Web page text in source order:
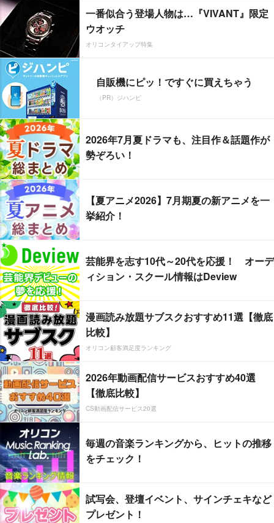
一番似合う登場人物は…『VIVANT』限定
ウオッチ
オリコンタイアップ特集
自販機にピッ！ですぐに買えちゃう
（PR）ジハンピ
2026年7月夏ドラマも、注目作＆話題作が
勢ぞろい！
【夏アニメ2026】7月期夏の新アニメを一
挙紹介！
芸能界を志す10代～20代を応援！ オーデ
ィション・スクール情報はDeview
漫画読み放題サブスクおすすめ11選【徹底
比較】
オリコン顧客満足度ランキング
2026年動画配信サービスおすすめ40選
【徹底比較】
CS動画配信サービス20選
毎週の音楽ランキングから、ヒットの推移
をチェック！
試写会、登壇イベント、サインチェキなど
プレゼント！